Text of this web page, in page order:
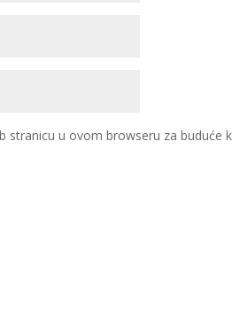
stranicu u ovom browseru za buduće